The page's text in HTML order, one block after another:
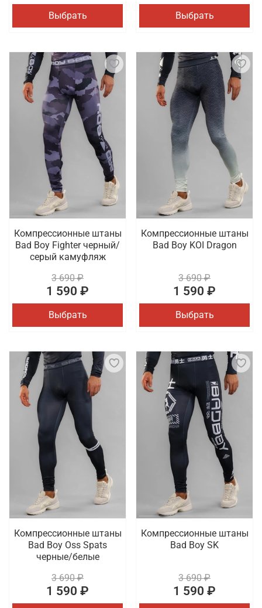
Выбрать Выбрать
Компрессионные штаны
Bad Boy Fighter черный/
серый камуфляж
3 690 ₽
1 590 ₽
Выбрать
Компрессионные штаны
Bad Boy KOI Dragon
3 690 ₽
1 590 ₽
Выбрать
Компрессионные штаны
Bad Boy Oss Spats
черные/белые
3 690 ₽
1 590 ₽
Компрессионные штаны
Bad Boy SK
3 690 ₽
1 590 ₽